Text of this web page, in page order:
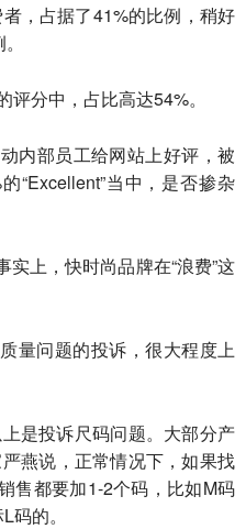
，占据了41%的比例，稍好
分中，占比高达54%。
内部员工给网站上好评，被
“Excellent”当中，是否掺杂
上，快时尚品牌在“浪费”这
量问题的投诉，很大程度上
是投诉尺码问题。大部分产
燕说，正常情况下，如果找
售都要加1-2个码，比如M码
的。